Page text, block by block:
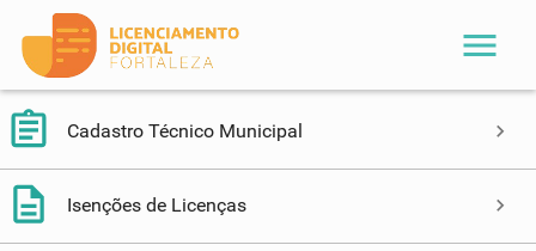
menu
Cadastro Técnico Municipal
Isenções de Licenças